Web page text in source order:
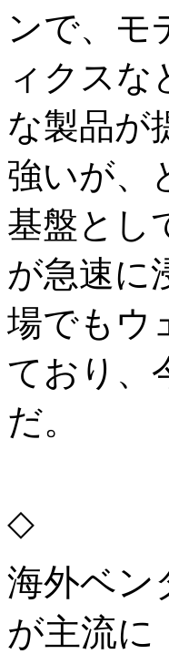
ンで、モ
ィクスな
な製品が
強いが、
基盤とし
が急速に
場でもウ
ており、
だ。
◇
海外ベン
が主流に